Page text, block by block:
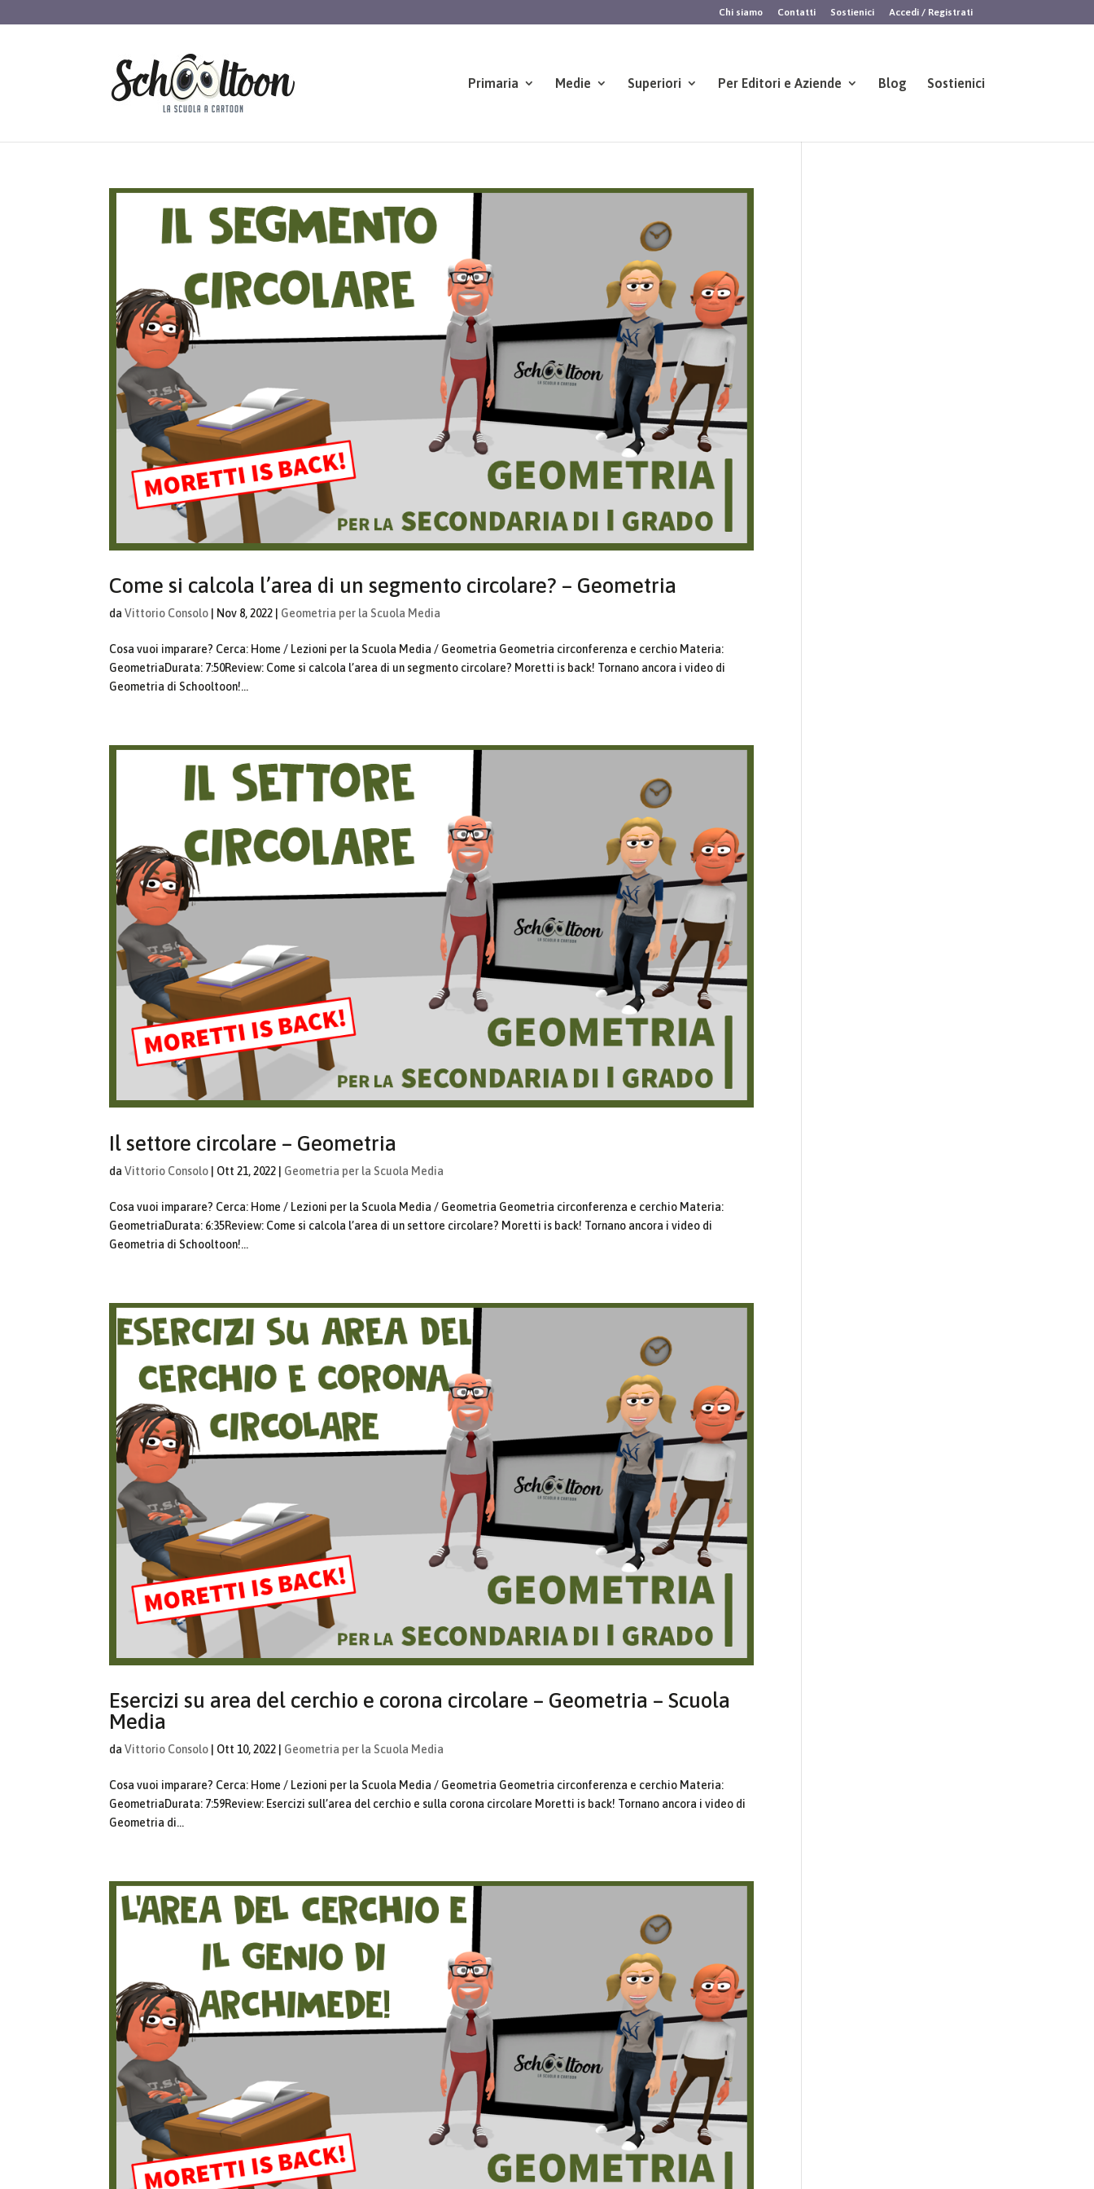
Chi siamo Contatti Sostienici Accedi / Registrati
Primaria Medie Superiori Per Editori e Aziende Blog Sostienici
Come si calcola l’area di un segmento circolare? – Geometria
daVittorio Consolo Nov 8, 2022 Geometria per la Scuola Media
Cosa vuoi imparare? Cerca: Home / Lezioni per la Scuola Media / Geometria Geometria circonferenza e cerchio Materia:
GeometriaDurata: 7:50Review: Come si calcola l’area di un segmento circolare? Moretti is back! Tornano ancora i video di
Geometria di Schooltoon!...
Il settore circolare – Geometria
daVittorio Consolo | Ott 21, 2022 | Geometria per la Scuola Media
Cosa vuoi imparare? Cerca: Home / Lezioni per la Scuola Media / Geometria Geometria circonferenza e cerchio Materia:
GeometriaDurata: 6:35Review: Come si calcola l’area di un settore circolare? Moretti is back! Tornano ancora i video di
Geometria di Schooltoon!...
Esercizi su area del cerchio e corona circolare – Geometria – Scuola
Media
daVittorio Consolo Ott 10, 2022 Geometria per la Scuola Media
Cosa vuoi imparare? Cerca: Home / Lezioni per la Scuola Media / Geometria Geometria circonferenza e cerchio Materia:
GeometriaDurata: 7:59Review: Esercizi sull’area del cerchio e sulla corona circolare Moretti is back! Tornano ancora i video di
Geometria di...